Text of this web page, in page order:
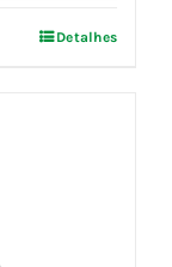
Detalhes